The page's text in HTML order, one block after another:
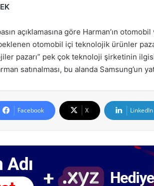
açıklamasına göre Harman’ın
otomobil içi teknolojik ürünler
pazarı” pek çok teknoloji şirketinin
satınalması, bu alanda Samsung’un
Facebook X LinkedIn